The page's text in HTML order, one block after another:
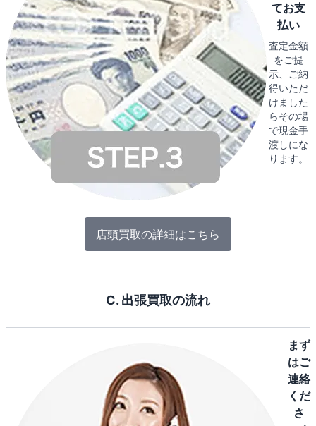
てお支
払い
査定金額
をご提
示、ご納
得いただ
けました
らその場
で現金手
渡しにな
ります。
店頭買取の詳細はこちら
C. 出張買取の流れ
まず
はご
連絡
くだ
さ